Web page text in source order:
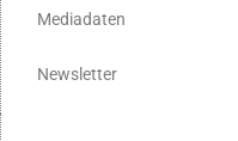
Mediadaten
Newsletter